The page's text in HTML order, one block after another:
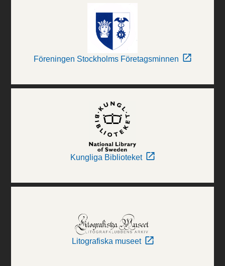
Föreningen Stockholms Företagsminnen
Kungliga Biblioteket
Litografiska museet